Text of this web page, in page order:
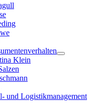
Klein
und Logistikmanagement